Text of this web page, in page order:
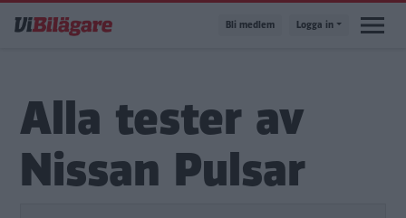
till
Bli medlem Logga in
Alla tester av
Nissan Pulsar